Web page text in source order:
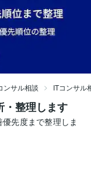
ンサル相談 ITコンサル
・整理します
先度まで整理しま